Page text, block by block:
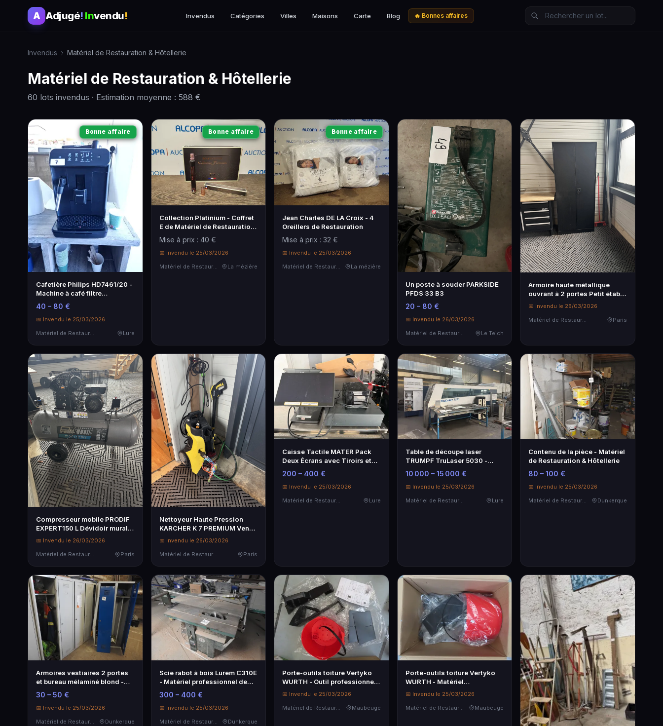
A Adjugé! Invendu! Invendus Catégories Villes Maisons Carte Blog 🔥 Bonnes affaires
Invendus Matériel de Restauration & Hôtellerie
Matériel de Restauration & Hôtellerie
60 lots invendus · Estimation moyenne : 588 €
Bonne affaire
Cafetière Philips HD7461/20 -
Machine à café filtre
d'occasion
40 – 80 €
📅 Invendu le 25/03/2026
Lure
Bonne affaire
Collection Platinium - Coffret
E de Matériel de Restauration
& Hôtellerie
Mise à prix : 40 €
📅 Invendu le 25/03/2026
Matériel de Restauration & Hôtellerie
La mézière
Bonne affaire
Jean Charles DE LA Croix - 4
Oreillers de Restauration
Mise à prix : 32 €
📅 Invendu le 25/03/2026
La mézière
Un poste à souder PARKSIDE
PFDS 33 B3
20 – 80 €
📅 Invendu le 26/03/2026
Matériel de Restauration & Hôtellerie
Le Teich
Armoire haute métallique
ouvrant à 2 portes Petit établi
métallique plateau bois HBM
d'atelier...
📅 Invendu le 26/03/2026
Paris
Compresseur mobile PRODIF
EXPERT150 L Dévidoir mural
pour air comprimé Polisseuse
Pneumatique Vendu dans
l'état
📅 Invendu le 26/03/2026
Paris
Nettoyeur Haute Pression
KARCHER K 7 PREMIUM Vendu
dans l'état
📅 Invendu le 26/03/2026
Matériel de Restauration & Hôtellerie
Paris
Caisse Tactile MATER Pack
Deux Écrans avec Tiroirs et
Imprimante
200 – 400 €
📅 Invendu le 25/03/2026
Matériel de Restauration & Hôtellerie
Lure
Table de découpe laser
TRUMPF TruLaser 5030 -
Haute Précision
10 000 – 15 000 €
📅 Invendu le 25/03/2026
Matériel de Restauration & Hôtellerie
Lure
Contenu de la pièce - Matériel
de Restauration & Hôtellerie
80 – 100 €
📅 Invendu le 25/03/2026
Matériel de Restauration & Hôtellerie
Dunkerque
Armoires vestiaires 2 portes
et bureau mélaminé blond -
Lot de 5
30 – 50 €
📅 Invendu le 25/03/2026
Matériel de Restauration & Hôtellerie
Dunkerque
Scie rabot à bois Lurem C310E
- Matériel professionnel de
qualité
300 – 400 €
📅 Invendu le 25/03/2026
Matériel de Restauration & Hôtellerie
Dunkerque
Porte-outils toiture Vertyko
WURTH - Outil professionnel
de qualité
📅 Invendu le 25/03/2026
Matériel de Restauration & Hôtellerie
Maubeuge
Porte-outils toiture Vertyko
WURTH - Matériel
professionnel de qualité
📅 Invendu le 25/03/2026
Matériel de Restauration & Hôtellerie
Maubeuge